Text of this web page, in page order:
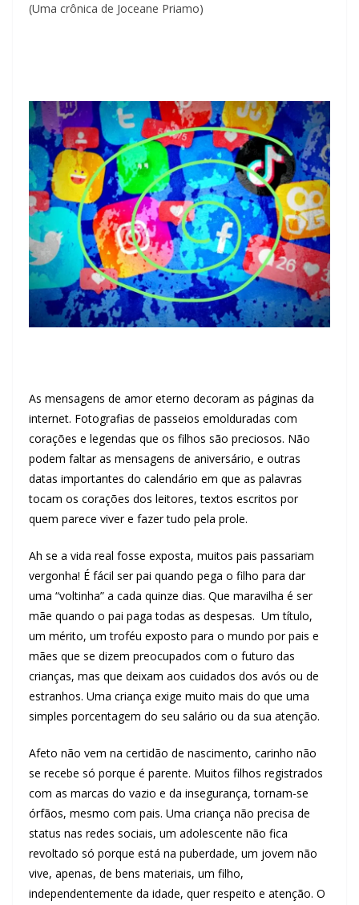
(Uma crônica de Joceane Priamo)
As mensagens de amor eterno decoram as páginas da
internet. Fotografias de passeios emolduradas com
corações e legendas que os filhos são preciosos. Não
podem faltar as mensagens de aniversário, e outras
datas importantes do calendário em que as palavras
tocam os corações dos leitores, textos escritos por
quem parece viver e fazer tudo pela prole.
Ah se a vida real fosse exposta, muitos pais passariam
vergonha! É fácil ser pai quando pega o filho para dar
uma “voltinha” a cada quinze dias. Que maravilha é ser
mãe quando o pai paga todas as despesas. Um título,
um mérito, um troféu exposto para o mundo por pais e
mães que se dizem preocupados com o futuro das
crianças, mas que deixam aos cuidados dos avós ou de
estranhos. Uma criança exige muito mais do que uma
simples porcentagem do seu salário ou da sua atenção.
Afeto não vem na certidão de nascimento, carinho não
se recebe só porque é parente. Muitos filhos registrados
com as marcas do vazio e da insegurança, tornam-se
órfãos, mesmo com pais. Uma criança não precisa de
status nas redes sociais, um adolescente não fica
revoltado só porque está na puberdade, um jovem não
vive, apenas, de bens materiais, um filho,
independentemente da idade, quer respeito e atenção. O